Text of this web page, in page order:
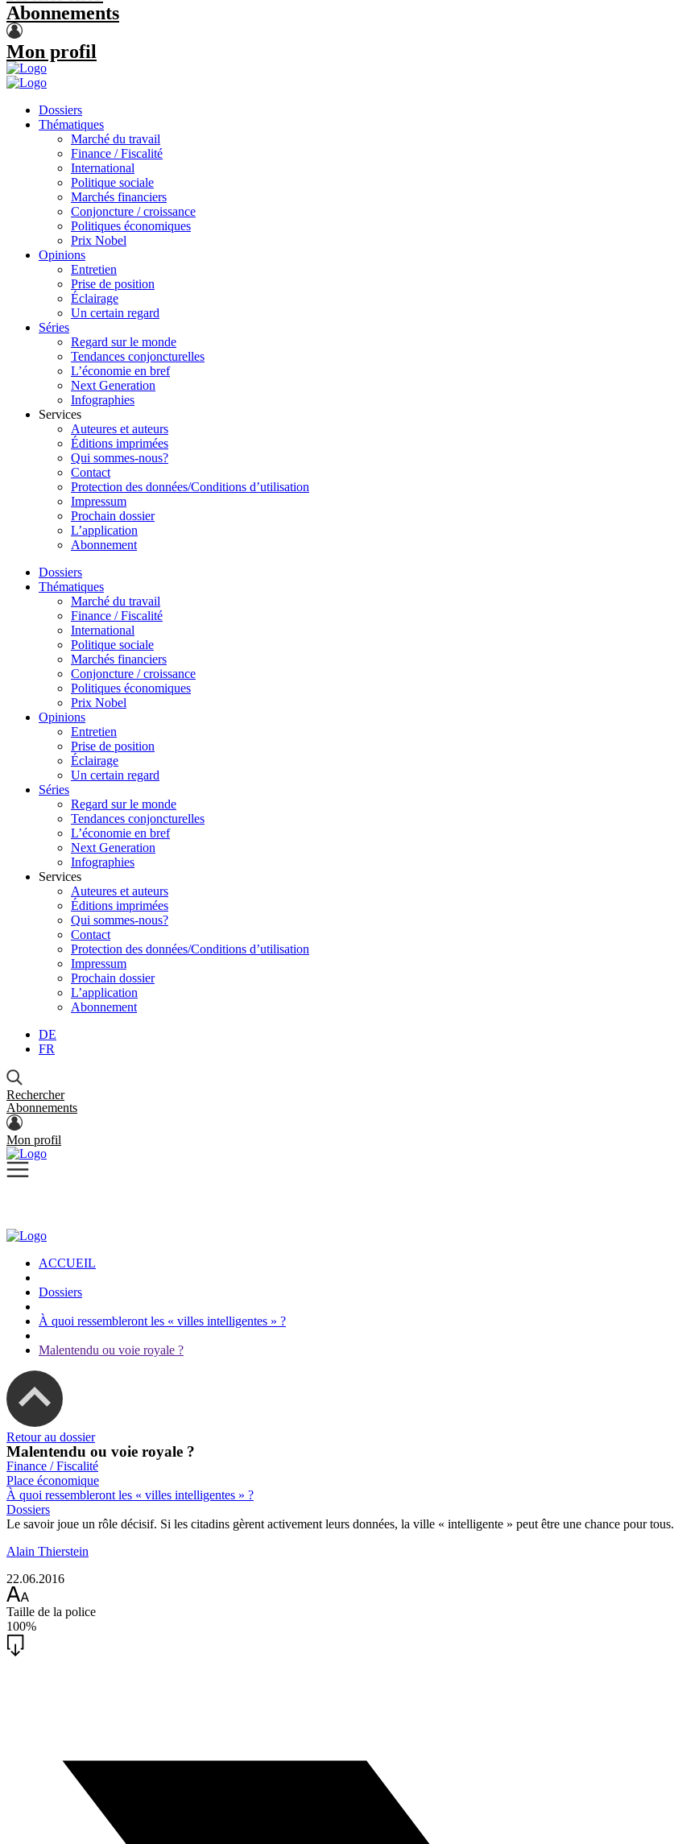
Abonnements
Mon profil
Dossiers
Thématiques
Marché du travail
Finance / Fiscalité
International
Politique sociale
Marchés financiers
Conjoncture / croissance
Politiques économiques
Prix Nobel
Opinions
Entretien
Prise de position
Éclairage
Un certain regard
Séries
Regard sur le monde
Tendances conjoncturelles
L’économie en bref
Next Generation
Infographies
Services
Auteures et auteurs
Éditions imprimées
Qui sommes-nous?
Contact
Protection des données/Conditions d’utilisation
Impressum
Prochain dossier
L’application
Abonnement
Dossiers
Thématiques
Marché du travail
Finance / Fiscalité
International
Politique sociale
Marchés financiers
Conjoncture / croissance
Politiques économiques
Prix Nobel
Opinions
Entretien
Prise de position
Éclairage
Un certain regard
Séries
Regard sur le monde
Tendances conjoncturelles
L’économie en bref
Next Generation
Infographies
Services
Auteures et auteurs
Éditions imprimées
Qui sommes-nous?
Contact
Protection des données/Conditions d’utilisation
Impressum
Prochain dossier
L’application
Abonnement
DE
FR
Rechercher
Abonnements
Mon profil
ACCUEIL
Dossiers
À quoi ressembleront les « villes intelligentes » ?
Malentendu ou voie royale ?
Retour au dossier
Malentendu ou voie royale ?
Finance / Fiscalité
Place économique
À quoi ressembleront les « villes intelligentes » ?
Dossiers
Le savoir joue un rôle décisif. Si les citadins gèrent activement leurs données, la ville « intelligente » peut être une chance pour tous.
Alain Thierstein
22.06.2016
Taille de la police
100%